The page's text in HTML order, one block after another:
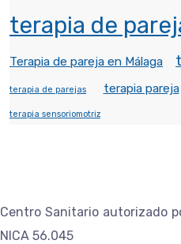
terapia de
Terapia de pareja en Málaga
terapia de parejas terapia pareja
terapia sensoriomotriz
Centro Sanitario autorizado
NICA 56.045